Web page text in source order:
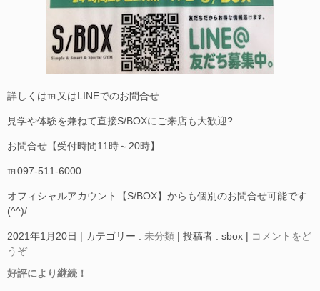
詳しくは℡又はLINEでのお問合せ
見学や体験を兼ねて直接S/BOXにご来店も大歓迎?
お問合せ【受付時間11時～20時】
℡097-511-6000
オフィシャルアカウント【S/BOX】からも個別のお問合せ可能です
(^^)/
2021年1月20日 | カテゴリー : 未分類 | 投稿者 : sbox | コメントをど
うぞ
好評により継続！